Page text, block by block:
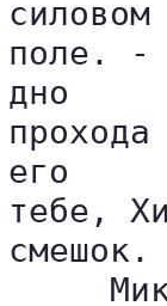
силовом
поле. -
дно
его
тебе,